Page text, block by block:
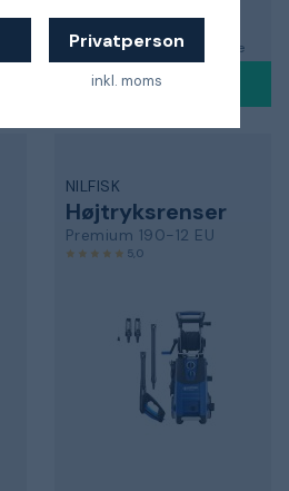
Privatperson
inkl. moms
11 923 kr.
Sendes indenfor 8-10 dage
NILFISK
Højtryksrenser
Premium 190-12 EU
5,0